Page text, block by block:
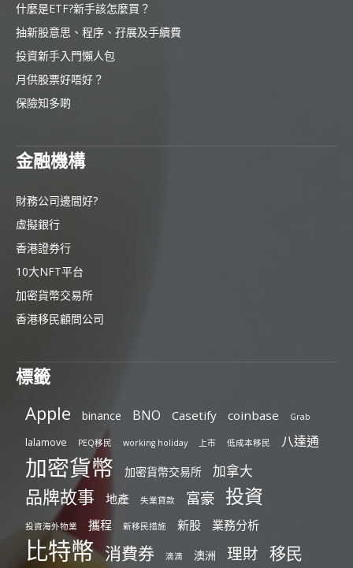
什麼是ETF?新手該怎麼買？
抽新股意思、程序、孖展及手續費
投資新手入門懶人包
月供股票好唔好？
保險知多啲
金融機構
財務公司邊間好?
虛擬銀行
香港證券行
10大NFT平台
加密貨幣交易所
香港移民顧問公司
標籤
Apple binance BNO Casetify coinbase Grab
lalamove PEQ移民 working holiday 上市 低成本移民 八達通
加密貨幣 加密貨幣交易所 加拿大
品牌故事 地產 失業貸款 富豪 投資
投資海外物業 攜程 新移民措施 新股 業務分析
比特幣 消費券 滴滴 澳洲 理財 移民